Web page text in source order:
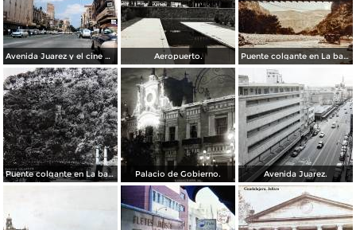
Avenida Juarez y el cine Variedades Guadalajara, Jalisco 1961 Aeropuerto. Puente colgante en La barranca de Oblatos.
Puente colgante en La barranca de Oblatos. Palacio de Gobierno. Avenida Juarez.